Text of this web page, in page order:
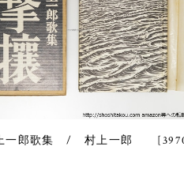
一郎歌集 / 村上一郎